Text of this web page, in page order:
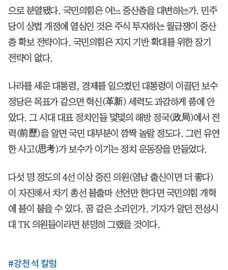
으로 분열됐다. 국민의힘은 어느 중산층을 대변하는가. 민주
당이 상법 개정에 열심인 것은 주식 투자하는 월급쟁이 중산
층 확보 전략이다. 국민의힘은 지지 기반 확대를 위한 장기
전략이 없다.
나라를 세운 대통령, 경제를 일으켰던 대통령이 이끌던 보수
정당은 목표가 같으면 혁신(革新) 세력도 과감하게 품에 안
았다. 그 시대 대표 정치인들 몇몇의 해방 정국(政局)에서 전
력(前歷)을 알면 국민 대부분이 깜짝 놀랄 정도다. 그런 유연
한 사고(思考)가 보수가 이기는 정치 운동장을 만들었다.
다섯 명 정도의 4선 이상 중진 의원(영남 출신이면 더 좋다)
이 자진해서 차기 총선 불출마 선언만 한다면 국민의힘 개혁
에 불이 붙을 수 있다. 꿈 같은 소리인가. 기자가 알던 전성시
대 TK 의원들이라면 분명히 그랬을 것이다.
#강천석 칼럼